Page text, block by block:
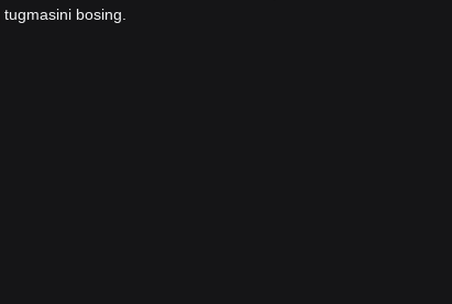
tugmasini bosing.